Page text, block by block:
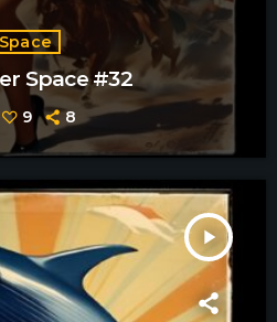
Space #32
9 8
play_arrow